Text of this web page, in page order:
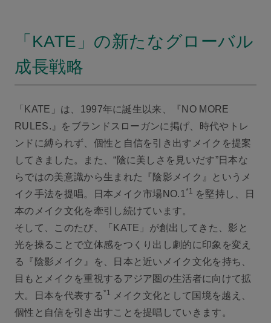
「KATE」の新たなグローバル
成長戦略
「KATE」は、1997年に誕生以来、『NO MORE
RULES.』をブランドスローガンに掲げ、時代やトレ
ンドに縛られず、個性と自信を引き出すメイクを提案
してきました。また、“陰に美しさを見いだす”日本な
らではの美意識から生まれた『陰影メイク』というメ
イク手法を提唱。日本メイク市場NO.1 *1 を堅持し、日
本のメイク文化を牽引し続けています。
そして、このたび、「KATE」が創出してきた、影と
光を操ることで立体感をつくり出し劇的に印象を変え
る『陰影メイク』を、日本と近いメイク文化を持ち、
目もとメイクを重視するアジア圏の生活者に向けて拡
大。日本を代表する*1
メイク文化として国境を越え、
個性と自信を引き出すことを提唱していきます。